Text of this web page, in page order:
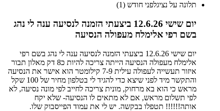
תלונה על נציגלפני חודש (1)
יום שישי 12.6.26 ביצעתי הזמנה לנסיעה ענה לי נהג
בשם רפי אלימלח מעפולה הנסיעה
יום שישי 12.6.26 ביצעתי הזמנה לנסיעה ענה לי נהג בשם רפי
אלימלח מעפולה הנסיעה הייתה צריכה להיות כ8 דק מאלון תבור
איזור תעשייה לעפולה עילית 7-9 קילומטר הוא אישר את הנסיעה
והתקשר מיד לפני שיצא כדי להגיד לי בטלפון מחיר של 100 שקל
מראש כי הוא בא מרחוק, מונית צריכה לחייב לפי מונה נסיעה, לא
לפי תשלום מראש, אם לא מתאים לו הנסיעה- שלא יקח
אותה!!!!!! תטפלו בבקשה. יש לי את עמוד הפייסבוק שלו.